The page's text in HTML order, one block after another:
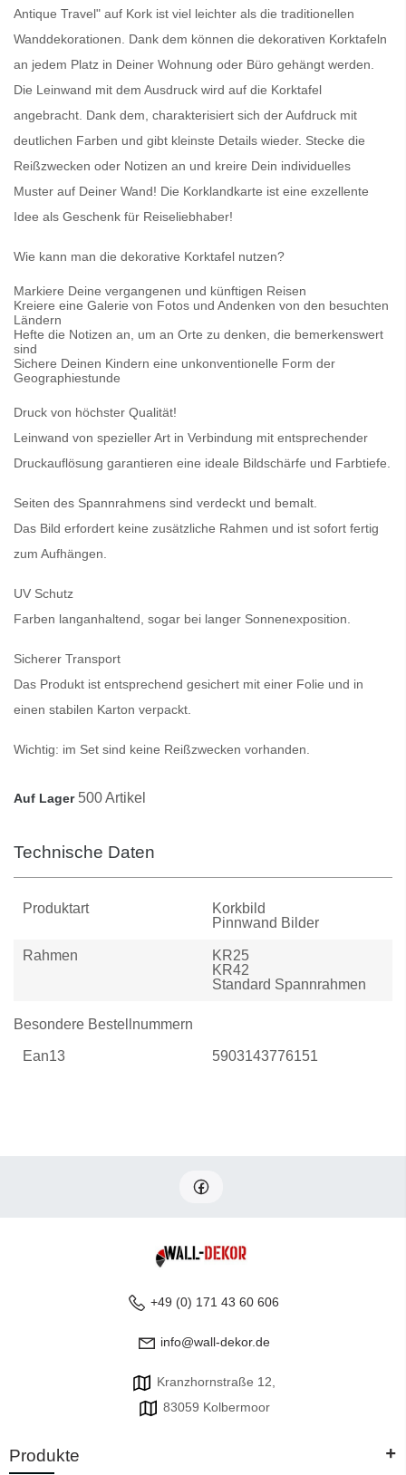
Antique Travel" auf Kork ist viel leichter als die traditionellen
Wanddekorationen. Dank dem können die dekorativen Korktafeln
an jedem Platz in Deiner Wohnung oder Büro gehängt werden.
Die Leinwand mit dem Ausdruck wird auf die Korktafel
angebracht. Dank dem, charakterisiert sich der Aufdruck mit
deutlichen Farben und gibt kleinste Details wieder. Stecke die
Reißzwecken oder Notizen an und kreire Dein individuelles
Muster auf Deiner Wand! Die Korklandkarte ist eine exzellente
Idee als Geschenk für Reiseliebhaber!
Wie kann man die dekorative Korktafel nutzen?
Markiere Deine vergangenen und künftigen Reisen
Kreiere eine Galerie von Fotos und Andenken von den besuchten
Ländern
Hefte die Notizen an, um an Orte zu denken, die bemerkenswert
sind
Sichere Deinen Kindern eine unkonventionelle Form der
Geographiestunde
Druck von höchster Qualität!
Leinwand von spezieller Art in Verbindung mit entsprechender
Druckauflösung garantieren eine ideale Bildschärfe und Farbtiefe.
Seiten des Spannrahmens sind verdeckt und bemalt.
Das Bild erfordert keine zusätzliche Rahmen und ist sofort fertig
zum Aufhängen.
UV Schutz
Farben langanhaltend, sogar bei langer Sonnenexposition.
Sicherer Transport
Das Produkt ist entsprechend gesichert mit einer Folie und in
einen stabilen Karton verpackt.
Wichtig: im Set sind keine Reißzwecken vorhanden.
Auf Lager 500 Artikel
Technische Daten
Produktart
Korkbild
Pinnwand Bilder
Rahmen
KR25
KR42
Standard Spannrahmen
Besondere Bestellnummern
Ean13 5903143776151
+49 (0) 171 43 60 606
info@wall-dekor.de
Kranzhornstraße 12,
83059 Kolbermoor
Produkte +